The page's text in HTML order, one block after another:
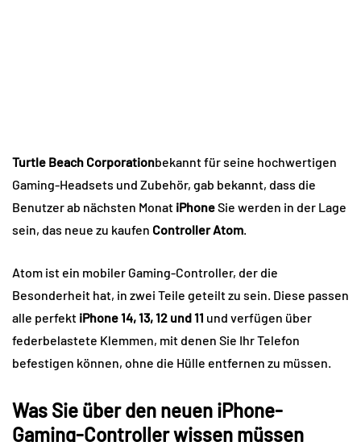
Turtle Beach Corporationbekannt für seine hochwertigen
Gaming-Headsets und Zubehör, gab bekannt, dass die
Benutzer ab nächsten Monat iPhoneSie werden in der Lage
sein, das neue zu kaufen Controller Atom
Atom ist ein mobiler Gaming-Controller, der die
Besonderheit hat, in zwei Teile geteilt zu sein. Diese passen
alle perfekt iPhone 14, 13, 12 und 11 und verfügen über
federbelastete Klemmen, mit denen Sie Ihr Telefon
befestigen können, ohne die Hülle entfernen zu müssen.
Was Sie über den neuen iPhone-
Gaming-Controller wissen müssen